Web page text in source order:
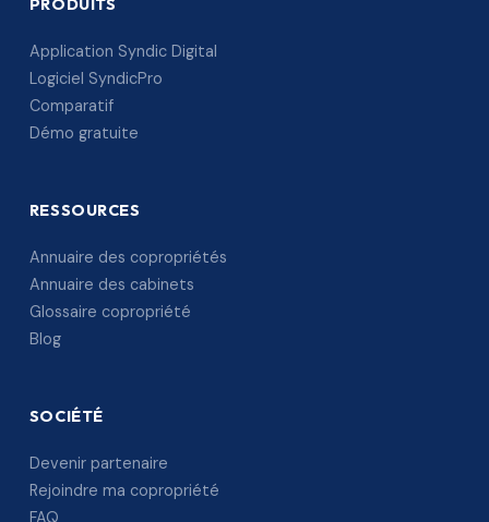
PRODUITS
Application Syndic Digital
Logiciel SyndicPro
Comparatif
Démo gratuite
RESSOURCES
Annuaire des copropriétés
Annuaire des cabinets
Glossaire copropriété
Blog
SOCIÉTÉ
Devenir partenaire
Rejoindre ma copropriété
FAQ